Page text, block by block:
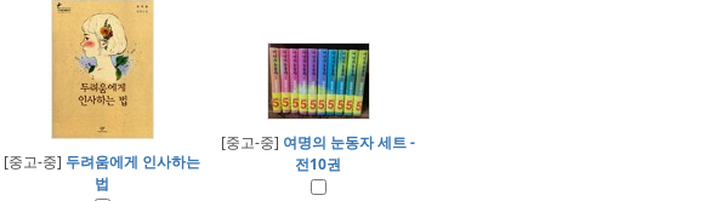
[중고-중] 두려움에게 인사하는
법
[중고-중] 여명의 눈동자 세트 -
전10권